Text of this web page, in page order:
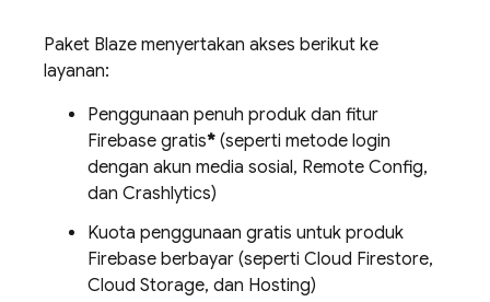
Paket Blaze menyertakan akses berikut ke
layanan:
Penggunaan penuh produk dan fitur
Firebase gratis* (seperti metode login
dengan akun media sosial, Remote Config,
dan Crashlytics)
Kuota penggunaan gratis untuk produk
Firebase berbayar (seperti Cloud Firestore,
Cloud Storage, dan Hosting)